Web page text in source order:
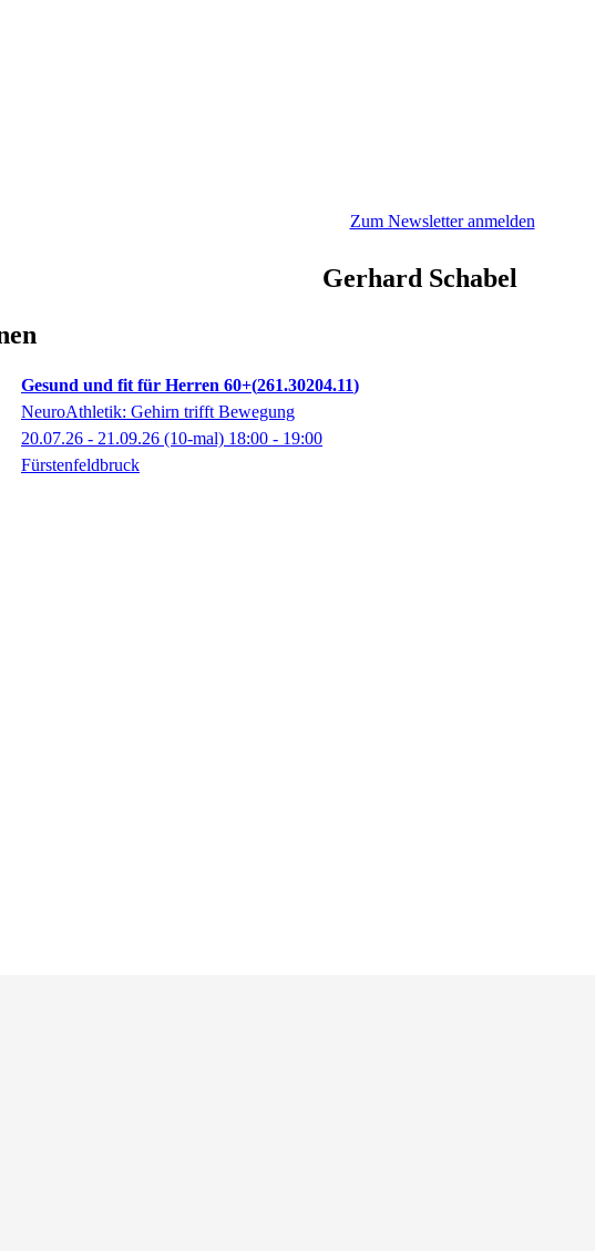
Zum Newsletter anmelden
Gerhard Schabel
Gesund und fit für Herren 60+ 261.30204.11
NeuroAthletik: Gehirn trifft Bewegung
20.07.26 - 21.09.26 (10-mal) 18:00 - 19:00
Fürstenfeldbruck